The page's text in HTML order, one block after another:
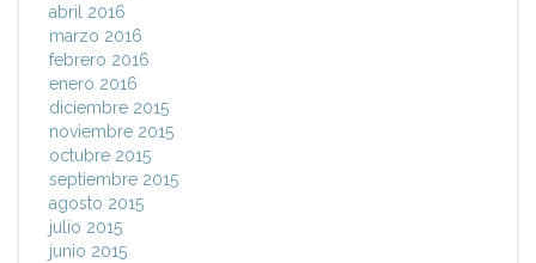
abril 2016
marzo 2016
febrero 2016
enero 2016
diciembre 2015
noviembre 2015
octubre 2015
septiembre 2015
agosto 2015
julio 2015
junio 2015